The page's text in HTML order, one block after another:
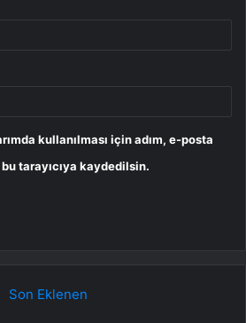
kullanılması için adım, e-posta
tarayıcıya kaydedilsin.
Son Eklenen